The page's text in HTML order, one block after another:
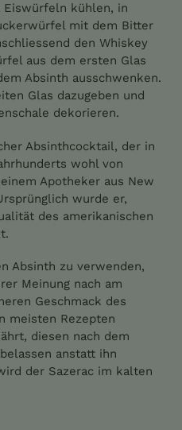
Eiswürfeln kühlen, in
mit dem Bitter
den Whiskey
aus dem ersten Glas
Absinth ausschwenken.
Glas dazugeben und
dekorieren.
Absinthcocktail, der in
wohl von
Apotheker aus New
wurde er,
des amerikanischen
Absinth zu verwenden,
Meinung nach am
Geschmack des
meisten Rezepten
diesen nach dem
anstatt ihn
der Sazerac im kalten